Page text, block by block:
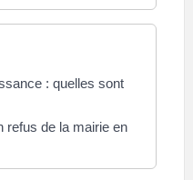
: quelles sont
refus de la mairie en